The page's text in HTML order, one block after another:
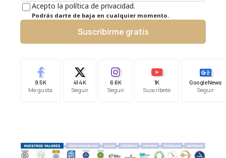
Acepto la política de privacidad.
Podrás darte de baja en cualquier momento.
Suscribirme gratis
9.5K
Me gusta
41.4K
Seguir
6.6K
Seguir
1K
Suscríbete
Google News
Seguir